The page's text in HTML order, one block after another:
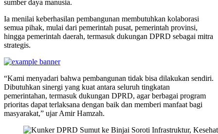
sumber daya manusia.
Ia menilai keberhasilan pembangunan membutuhkan kolaborasi
semua pihak, mulai dari pemerintah pusat, pemerintah provinsi,
hingga pemerintah daerah, termasuk dukungan DPRD sebagai mitra
strategis.
“Kami menyadari bahwa pembangunan tidak bisa dilakukan sendiri.
Dibutuhkan sinergi yang kuat antara seluruh tingkatan
pemerintahan, termasuk dukungan DPRD, agar berbagai program
prioritas dapat terlaksana dengan baik dan memberi manfaat bagi
masyarakat,” ujar Amir Hamzah.